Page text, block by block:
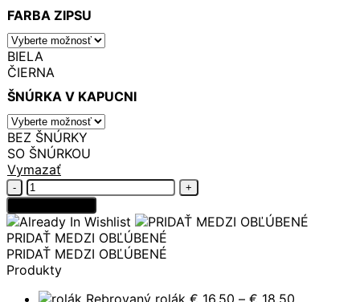
FARBA ZIPSU
BIELA
ČIERNA
ŠNÚRKA V KAPUCNI
BEZ ŠNÚRKY
SO ŠNÚRKOU
Vymazať
množstvo
Softshellová
bunda
AZÚROVO
MODRÁ
PRIDAŤ MEDZI OBĽÚBENÉ
PRIDAŤ MEDZI OBĽÚBENÉ
Produkty
Rebrovaný rolák € 16.50 – € 18.50